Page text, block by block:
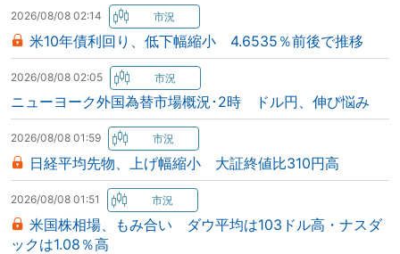
2026/08/08 02:14
米10年債利回り、低下幅縮小 4.6535％前後で推移
2026/08/08 02:05
ニューヨーク外国為替市場概況･2時 ドル円、伸び悩み
2026/08/08 01:59
日経平均先物、上げ幅縮小 大証終値比310円高
2026/08/08 01:51
米国株相場、もみ合い ダウ平均は103ドル高・ナスダ
ックは1.08％高